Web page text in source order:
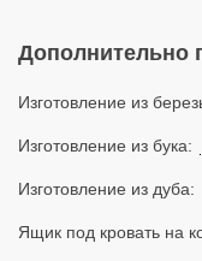
Дополнительно
Изготовление из
Изготовление из бука:
Изготовление из дуба:
Ящик под кровать на